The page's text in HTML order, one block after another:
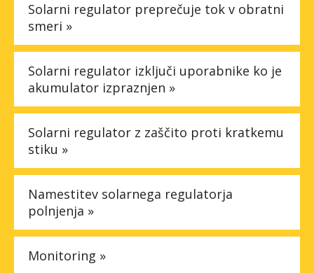
Solarni regulator preprečuje tok v obratni
smeri »
Solarni regulator izključi uporabnike ko je
akumulator izpraznjen »
Solarni regulator z zaščito proti kratkemu
stiku »
Namestitev solarnega regulatorja
polnjenja »
Monitoring »